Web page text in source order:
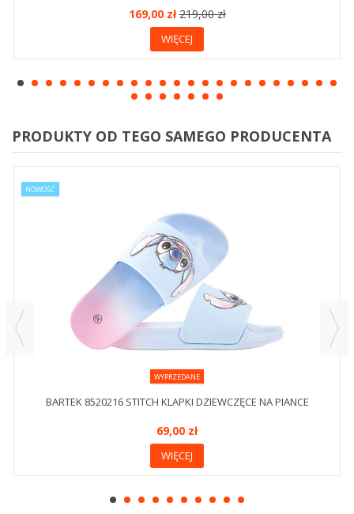
169,00 zł219,00 zł
WIĘCEJ
PRODUKTY OD TEGO SAMEGO PRODUCENTA
NOWOŚĆ
WYPRZEDANE
BARTEK 8520216 STITCH KLAPKI DZIEWCZĘCE NA PIANCE
69,00 zł
WIĘCEJ